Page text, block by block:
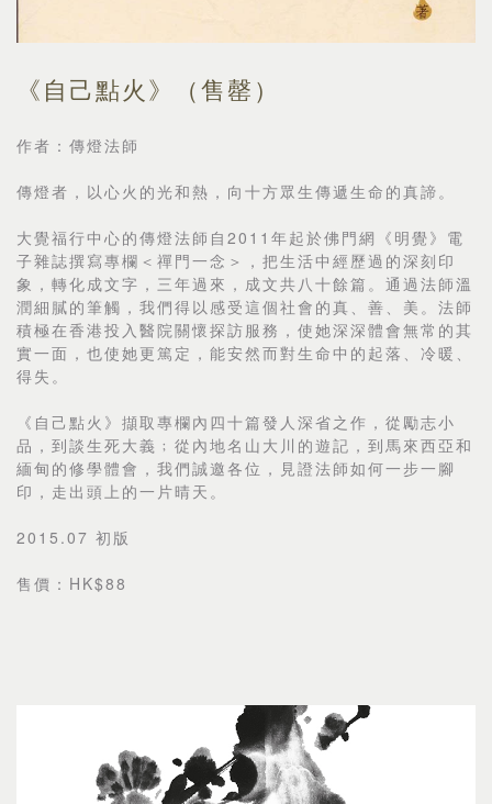
《自己點火》（售罄）
作者：傳燈法師
傳燈者，以心火的光和熱，向十方眾生傳遞生命的真諦。
大覺福行中心的傳燈法師自2011年起於佛門網《明覺》電
子雜誌撰寫專欄＜禪門一念＞，把生活中經歷過的深刻印
象，轉化成文字，三年過來，成文共八十餘篇。通過法師溫
潤細膩的筆觸，我們得以感受這個社會的真、善、美。法師
積極在香港投入醫院關懷探訪服務，使她深深體會無常的其
實一面，也使她更篤定，能安然而對生命中的起落、冷暖、
得失。
《自己點火》擷取專欄內四十篇發人深省之作，從勵志小
品，到談生死大義﹔從內地名山大川的遊記，到馬來西亞和
緬甸的修學體會，我們誠邀各位，見證法師如何一步一腳
印，走出頭上的一片晴天。
2015.07 初版
售價：HK$88